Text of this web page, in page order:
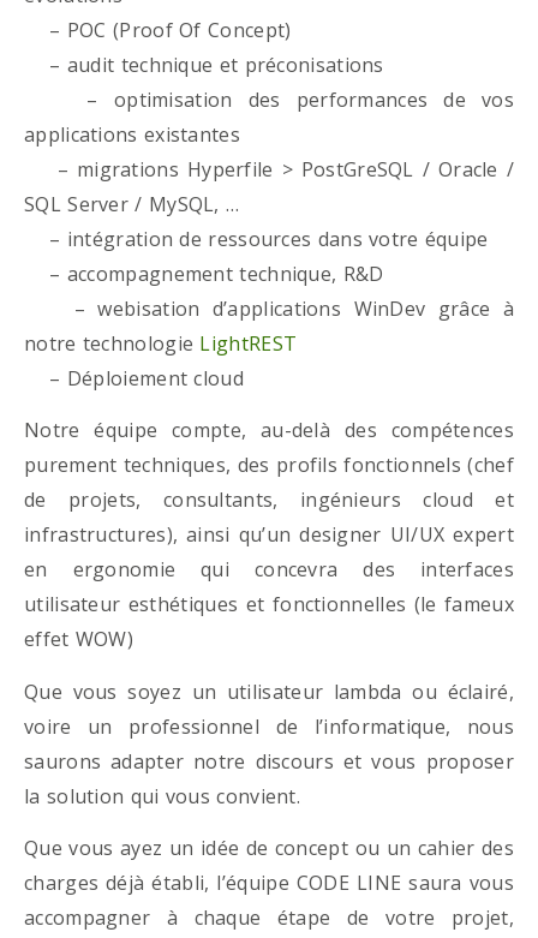
– POC (Proof Of Concept)
– audit technique et préconisations
– optimisation des performances de vos
applications existantes
– migrations Hyperfile > PostGreSQL / Oracle /
SQL Server / MySQL, …
– intégration de ressources dans votre équipe
– accompagnement technique, R&D
– webisation d’applications WinDev grâce à
notre technologie LightREST
– Déploiement cloud
Notre équipe compte, au-delà des compétences
purement techniques, des profils fonctionnels (chef
de projets, consultants, ingénieurs cloud et
infrastructures), ainsi qu’un designer UI/UX expert
en ergonomie qui concevra des interfaces
utilisateur esthétiques et fonctionnelles (le fameux
effet WOW)
Que vous soyez un utilisateur lambda ou éclairé,
voire un professionnel de l’informatique, nous
saurons adapter notre discours et vous proposer
la solution qui vous convient.
Que vous ayez un idée de concept ou un cahier des
charges déjà établi, l’équipe CODE LINE saura vous
accompagner à chaque étape de votre projet,